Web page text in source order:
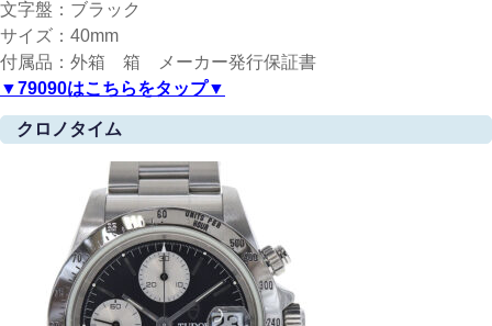
文字盤：ブラック
サイズ：40mm
付属品：外箱 箱 メーカー発行保証書
▼79090はこちらをタップ▼
クロノタイム